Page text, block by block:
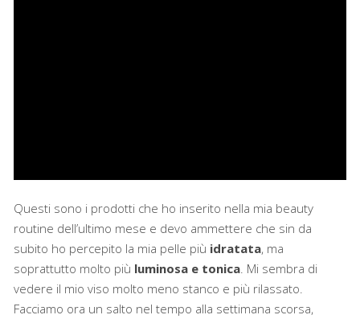
Questi sono i prodotti che ho inserito nella mia beauty
routine dell’ultimo mese e devo ammettere che sin da
subito ho percepito la mia pelle più idratata, ma
soprattutto molto più luminosa e tonica . Mi sembra di
vedere il mio viso molto meno stanco e più rilassato.
Facciamo ora un salto nel tempo alla settimana scorsa,